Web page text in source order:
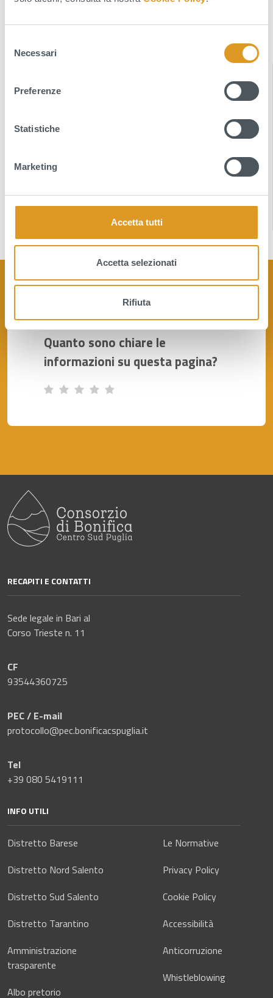
s
Necessari
Preferenze
Statistiche
Marketing
Accetta tutti
Accetta selezionati
Rifiuta
Comunicati
Avvisi
AVVISO PUBBLICO DI CONSULTAZIONE (601 KB - pdf)
MODULO PER CONSULTAZIONE PUBBLICA (424 KB - pdf)
Quanto sono chiare le
informazioni su questa pagina?
RECAPITI E CONTATTI
Sede legale in Bari al
Corso Trieste n. 11
CF
93544360725
PEC / E-mail
protocollo@pec.bonificacspuglia.it
Tel
+39 080 5419111
INFO UTILI
Distretto Barese
Distretto Nord Salento
Distretto Sud Salento
Distretto Tarantino
Amministrazione
trasparente
Albo pretorio
Le Normative
Privacy Policy
Cookie Policy
Accessibilità
Anticorruzione
Whistleblowing